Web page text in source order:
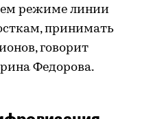
режиме линии
принимать
говорит
Федорова.